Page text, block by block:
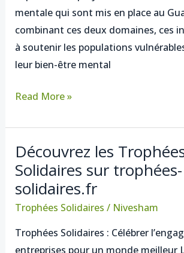
mentale qui sont mis en place au
combinant ces deux domaines, ces
à soutenir les populations
leur bien-être mental
au
Guatemala
Read More »
Découvrez les
Solidaires sur trophées-
solidaires.fr
Trophées Solidaires / Nivesham
Trophées Solidaires : Célébrer
entreprises pour un monde meilleur
Découvrez
les
Trophées
Solidaires
trophées-